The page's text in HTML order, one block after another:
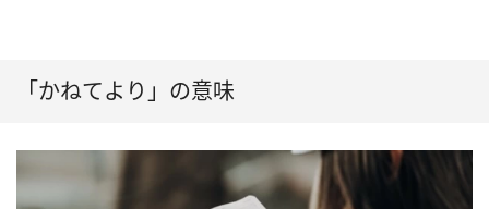
「かねてより」の意味